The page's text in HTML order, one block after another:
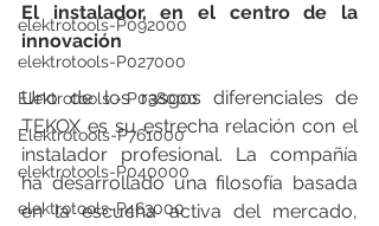
elektrotools-P092000
elektrotools-P027000
Elektrotools - P038000
Elektrotools-P761000
elektrotools-P040000
elektrotools-P463000
El instalador, en el centro de la
innovación
Uno de los rasgos diferenciales de
TEKOX es su estrecha relación con el
instalador profesional. La compañía
ha desarrollado una filosofía basada
en la escucha activa del mercado,